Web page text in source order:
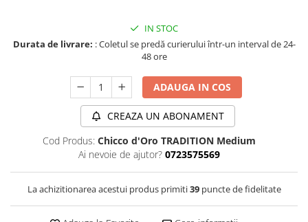
IN STOC
Durata de livrare: : Coletul se predă curierului într-un interval de 24-
48 ore
ADAUGA IN COS
CREAZA UN ABONAMENT
Cod Produs: Chicco d'Oro TRADITION Medium
Ai nevoie de ajutor? 0723575569
La achizitionarea acestui produs primiti39puncte de fidelitate